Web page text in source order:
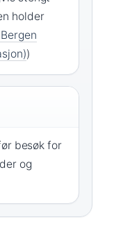
holder
)
besøk for
og